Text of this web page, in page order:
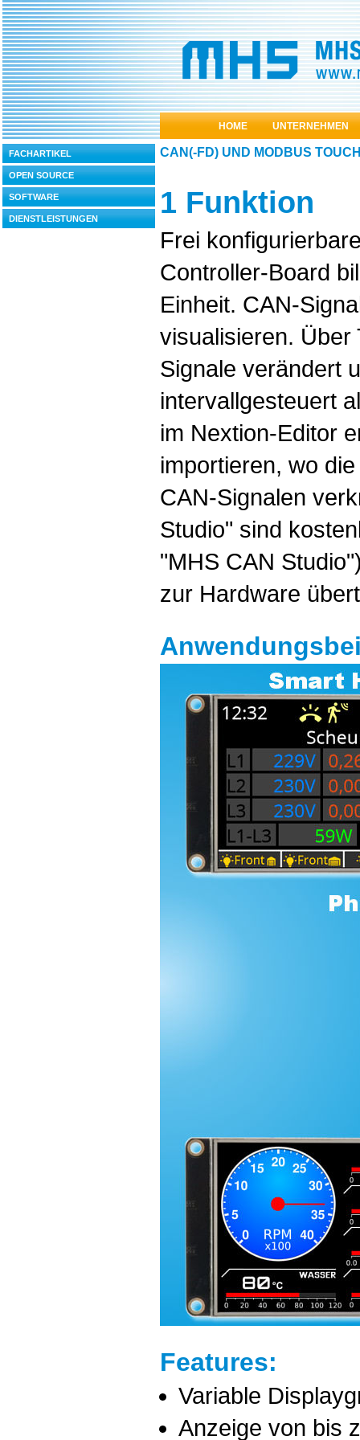
HOME UNTERNEHMEN
FACHARTIKEL
OPEN SOURCE
SOFTWARE
DIENSTLEISTUNGEN
CAN(-FD) UND MODBUS
1 Funktion
Frei
Controller-Board
Einheit. CAN-
visualisieren. Über
Signale verändert
intervallgesteuert
im Nextion-Editor
importieren, wo
CAN-Signalen
Studio" sind
"MHS CAN
zur Hardware
Features:
Variable
Anzeige von bis